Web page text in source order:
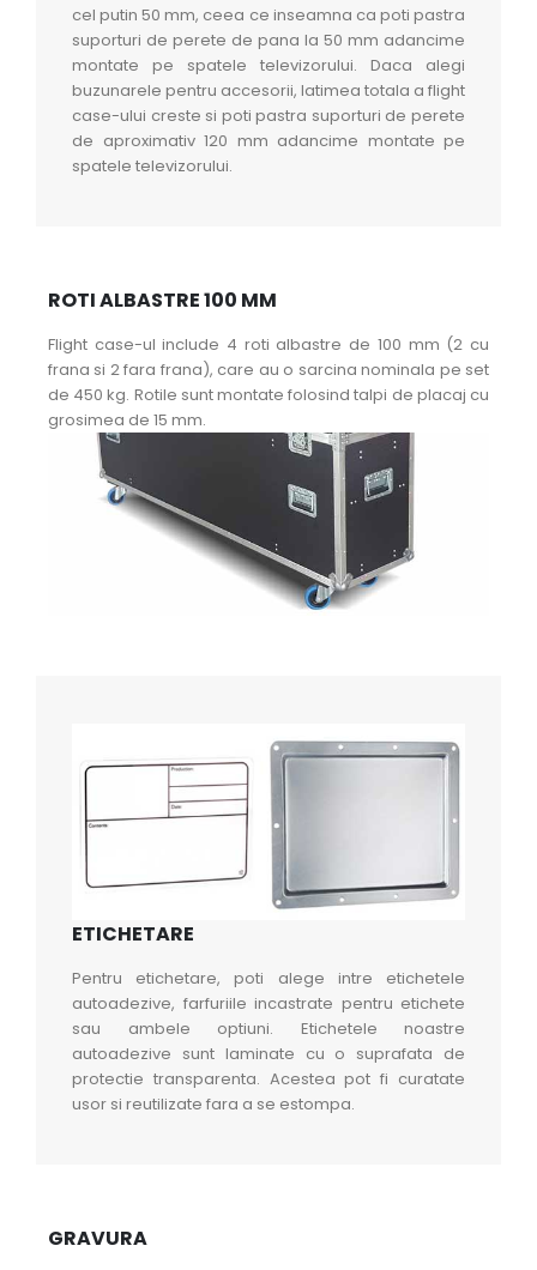
cel putin 50 mm, ceea ce inseamna ca poti pastra
suporturi de perete de pana la 50 mm adancime
montate pe spatele televizorului. Daca alegi
buzunarele pentru accesorii, latimea totala a flight
case-ului creste si poti pastra suporturi de perete
de aproximativ 120 mm adancime montate pe
spatele televizorului.
ROTI ALBASTRE 100 MM
Flight case-ul include 4 roti albastre de 100 mm (2 cu
frana si 2 fara frana), care au o sarcina nominala pe set
de 450 kg. Rotile sunt montate folosind talpi de placaj cu
grosimea de 15 mm.
ETICHETARE
Pentru etichetare, poti alege intre etichetele
autoadezive, farfuriile incastrate pentru etichete
sau ambele optiuni. Etichetele noastre
autoadezive sunt laminate cu o suprafata de
protectie transparenta. Acestea pot fi curatate
usor si reutilizate fara a se estompa.
GRAVURA